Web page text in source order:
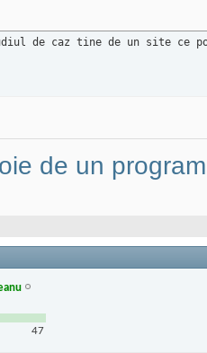
de caz tine de un site ce
de un
47